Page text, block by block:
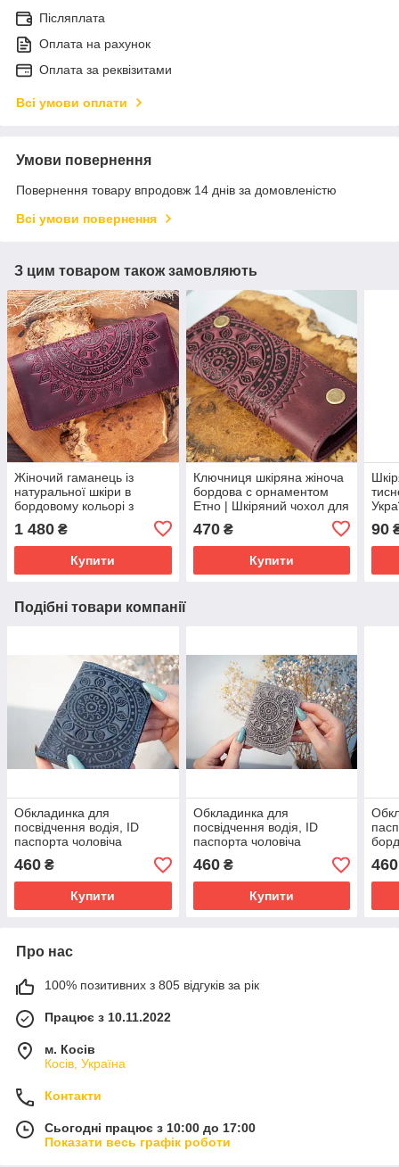
Післяплата
Оплата на рахунок
Оплата за реквізитами
Всі умови оплати
Умови повернення
Повернення товару впродовж 14 днів за домовленістю
Всі умови повернення
З цим товаром також замовляють
Жіночий гаманець із
натуральної шкіри в
бордовому кольорі з
Жіночі портмоне
1 480 ₴
Купити
Ключниця шкіряна жіноча
бордова с орнаментом
Етно | Шкіряний чохол для
470₴
Купити
90
Подібні товари компанії
Обкладинка для
посвідчення водія, ID
паспорта чоловіча
шкіряна темно-синя з
тисненням Етно 4 відділа
460 ₴
Купити
Обкладинка для
посвідчення водія, ID
паспорта чоловіча
шкіряна сіра з тисненням
Етно 4 відділа
460₴
Купити
на
460
Про нас
100% позитивних з 805 відгуків за рік
Працює з 10.11.2022
м. Косів
Косів, Україна
Контакти
Сьогодні працює з 10:00 до 17:00
Показати весь графік роботи